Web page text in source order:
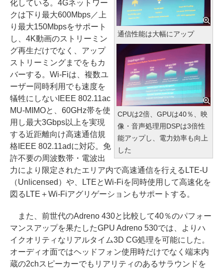
通信性能は大幅にアップ
CPUは2倍、GPUは40％、映
像・音声処理用DSPは3倍性
能アップし、電力効率も向上
した
化している。4Gネットワー
クは下り最大600Mbps／上
り最大150Mbpsをサポート
し、4K動画のストリーミン
グ再生だけでなく、アップ
ストリーミングまでをもカ
バーする。Wi-Fiは、複数ユ
ーザー同時利用でも速度を
犠牲にしないIEEE 802.11ac
MU-MIMOと、60GHz帯を使
用し最大3Gbps以上を実現
する近距離向け高速通信規
格IEEE 802.11adに対応。免
許不要の周波数帯・電波出
力により限定されたエリア内で高速通信を行えるLTE-U
（Unlicensed）や、LTEとWi-Fiを同時使用して高速化を
図るLTE＋Wi-Fiアグリゲーションもサポートする。
また、前世代のAdreno 430と比較して40％のパフォー
マンスアップを果たしたGPU Adreno 530では、よりハ
イクオリティなリアルタイム3D CG処理を可能にした。
オーディオ面ではヘッドフォン使用時だけでなく端末内
蔵の2chスピーカーでもリアリティのあるサラウンドを